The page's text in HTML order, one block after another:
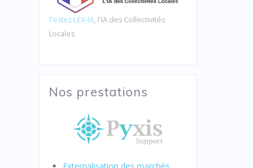
Testez LEX-IA, l'IA des Collectivités
Locales
Nos prestations